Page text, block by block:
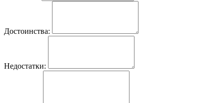
Достоинства:
Недостатки: